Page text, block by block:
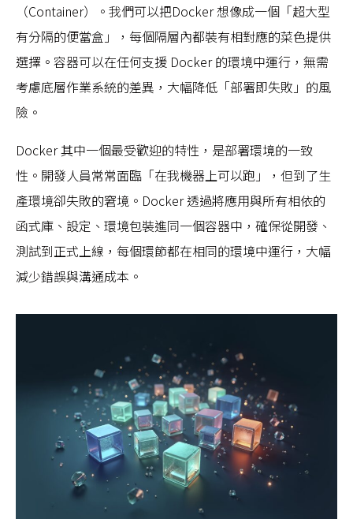
（Container）。我們可以把Docker 想像成一個「超大型
有分隔的便當盒」，每個隔層內都裝有相對應的菜色提供
選擇。容器可以在任何支援 Docker 的環境中運行，無需
考慮底層作業系統的差異，大幅降低「部署即失敗」的風
險。
Docker 其中一個最受歡迎的特性，是部署環境的一致
性。開發人員常常面臨「在我機器上可以跑」，但到了生
產環境卻失敗的窘境。Docker 透過將應用與所有相依的
函式庫、設定、環境包裝進同一個容器中，確保從開發、
測試到正式上線，每個環節都在相同的環境中運行，大幅
減少錯誤與溝通成本。